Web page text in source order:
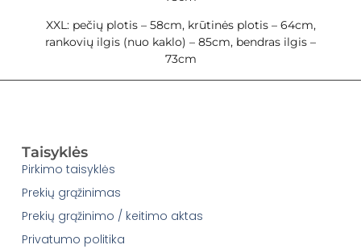
XXL: pečių plotis – 58cm, krūtinės plotis – 64cm,
rankovių ilgis (nuo kaklo) – 85cm, bendras ilgis –
73cm
Taisyklės
Pirkimo taisyklės
Prekių grąžinimas
Prekių grąžinimo / keitimo aktas
Privatumo politika